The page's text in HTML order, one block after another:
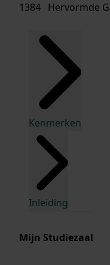
1384 Hervormde
Kenmerken
Inleiding
Mijn Studiezaal